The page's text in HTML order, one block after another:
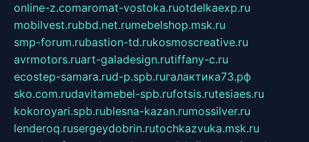
online-z.comaromat-vostoka.ruotdelkaexp.ru
mobilvest.rubbd.net.rumebelshop.msk.ru
smp-forum.rubastion-td.rukosmoscreative.ru
avrmotors.ruart-galadesign.rutiffany-c.ru
ecostep-samara.rud-p.spb.ruгалактика73.рф
sko.com.rudavitamebel-spb.rufotsis.rutesiaes.ru
kokoroyari.spb.rublesna-kazan.rumossilver.ru
lenderoq.rusergeydobrin.rutochkazvuka.msk.ru